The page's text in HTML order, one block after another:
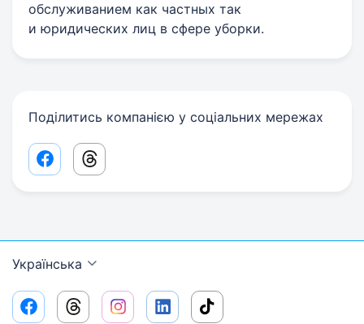
обслуживанием как частных так
и юридических лиц в сфере уборки.
Поділитись компанією у соціальних мережах
Facebook share link
Threads share link
Українська